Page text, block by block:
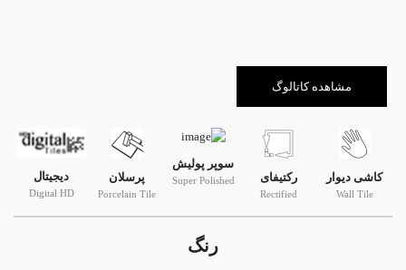
مشاهده کاتالوگ
کاشی دیوار
Wall Tile
رکتیفای
Rectified
سوپر پولیش
Super Polished پرسلان
Porcelain Tile
دیجیتال
Digital HD
رنگ